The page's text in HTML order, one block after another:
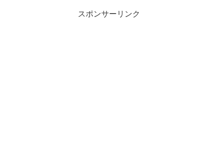
スポンサーリンク